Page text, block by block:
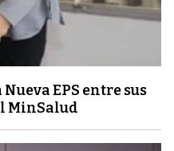
EPS entre sus
MinSalud